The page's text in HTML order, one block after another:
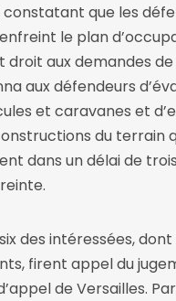
constatant que les
le plan
droit aux demandes
aux défendeurs
et caravanes et
du terrain
dans un délai de
des intéressées, dont
firent appel du
de Versailles.